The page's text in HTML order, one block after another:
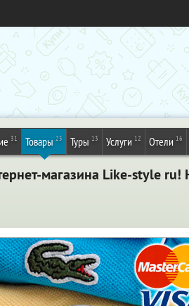
31 Товары 25 Туры 13 Услуги 12 Отели 16
магазина Like-style